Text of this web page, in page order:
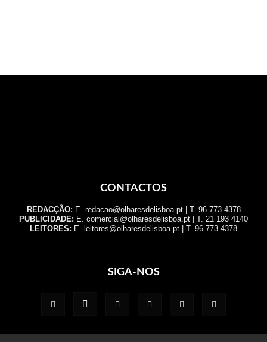
CONTACTOS
REDACÇÃO: E. redacao@olharesdelisboa.pt | T. 96 773 4378
PUBLICIDADE: E. comercial@olharesdelisboa.pt | T. 21 193 4140
LEITORES: E. leitores@olharesdelisboa.pt | T. 96 773 4378
SIGA-NOS